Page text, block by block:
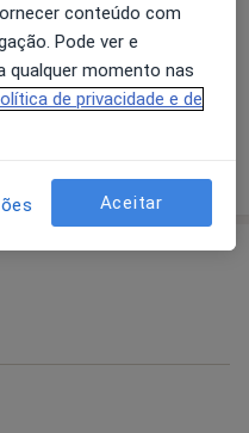
Perda de Peso
Hipertensão
a experiência
conteúdo com
Pode ver e
qualquer momento nas
de privacidade e de
Aceitar